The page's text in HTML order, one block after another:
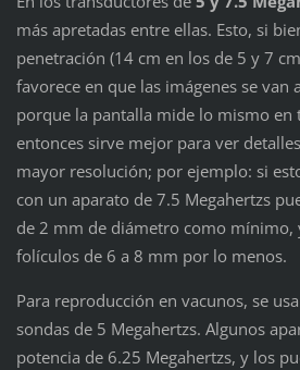
más apretadas entre ellas. Esto, si
penetración (14 cm en los de 5 y 7
favorece en que las imágenes se van
porque la pantalla mide lo mismo en
entonces sirve mejor para ver
mayor resolución; por ejemplo: si
con un aparato de 7.5 Megahertzs
de 2 mm de diámetro como mínimo,
folículos de 6 a 8 mm por lo menos.
Para reproducción en vacunos, se
sondas de 5 Megahertzs. Algunos
potencia de 6.25 Megahertzs, y los